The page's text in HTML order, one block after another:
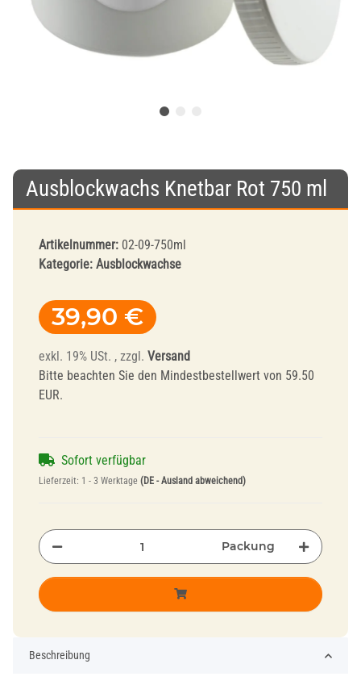
Ausblockwachs Knetbar Rot 750 ml
Artikelnummer: 02-09-750ml
Kategorie: Ausblockwachse
39,90 €
exkl. 19% USt. , zzgl. Versand
Bitte beachten Sie den Mindestbestellwert von 59.50
EUR.
Sofort verfügbar
Lieferzeit: 1 - 3 Werktage (DE - Ausland abweichend)
Packung
Beschreibung